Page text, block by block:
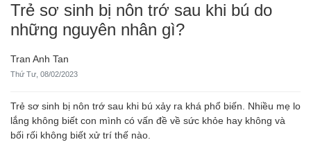
Trẻ sơ sinh bị nôn trớ sau khi bú do
những nguyên nhân gì?
Tran Anh Tan
Thứ Tư, 08/02/2023
Trẻ sơ sinh bị nôn trớ sau khi bú xảy ra khá phổ biến. Nhiều mẹ lo
lắng không biết con mình có vấn đề về sức khỏe hay không và
bối rối không biết xử trí thế nào.